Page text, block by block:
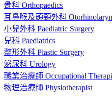
骨科 Orthopaedics
耳鼻喉及頭頸外科
小兒外科 Paediatric Surgery
兒科 Paediatrics
整形外科 Plastic Surgery
泌尿科 Urology
職業治療師 Occupational
物理治療師 Physiotherapist